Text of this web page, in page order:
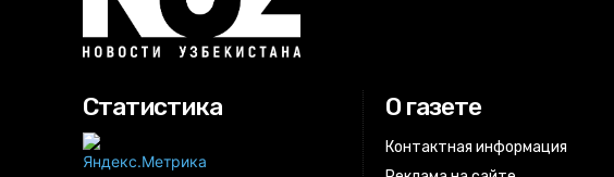
Статистика О газете
Контактная информация